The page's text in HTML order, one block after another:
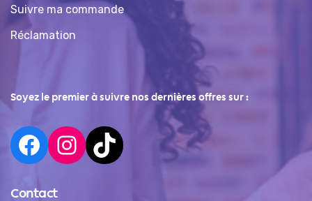
Suivre ma commande
Réclamation
Soyez le premier à suivre nos dernières offres sur :
Contact